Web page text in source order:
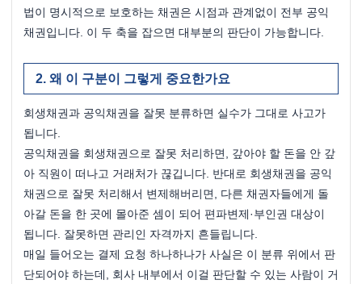
법이 명시적으로 보호하는 채권은 시점과 관계없이 전부 공익
채권입니다. 이 두 축을 잡으면 대부분의 판단이 가능합니다.
왜 이 구분이 그렇게 중요한가요
회생채권과 공익채권을 잘못 분류하면 실수가 그대로 사고가
됩니다.
공익채권을 회생채권으로 잘못 처리하면, 갚아야 할 돈을 안 갚
아 직원이 떠나고 거래처가 끊깁니다. 반대로 회생채권을 공익
채권으로 잘못 처리해서 변제해버리면, 다른 채권자들에게 돌
아갈 돈을 한 곳에 몰아준 셈이 되어 편파변제·부인권 대상이
됩니다. 잘못하면 관리인 자격까지 흔들립니다.
매일 들어오는 결제 요청 하나하나가 사실은 이 분류 위에서 판
단되어야 하는데, 회사 내부에서 이걸 판단할 수 있는 사람이 거